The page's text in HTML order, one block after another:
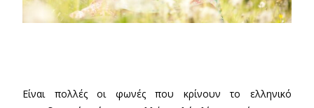
Είναι πολλές οι φωνές που κρίνουν το ελληνικό